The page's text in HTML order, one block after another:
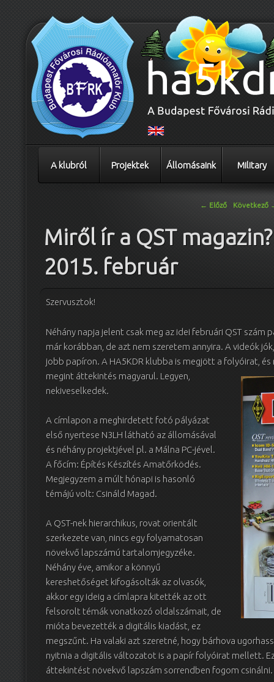
A klubról Projektek Állomásaink Military
← Előző Következő
Miről ír a QST magazin?
2015. február
Szervusztok!
Néhány napja jelent csak meg az idei februári QST
már korábban, de azt nem szeretem annyira. A videók
jobb papíron. A HA5KDR klubba is megjött a folyóirat,
megint áttekintés magyarul. Legyen,
nekiveselkedek.
A címlapon a meghirdetett fotó pályázat
első nyertese N3LH látható az állomásával
és néhány projektjével pl. a Málna PC-jével.
A főcím: Építés Készítés Amatőrködés.
Megjegyzem a múlt hónapi is hasonló
témájú volt: Csináld Magad.
A QST-nek hierarchikus, rovat orientált
szerkezete van, nincs egy folyamatosan
növekvő lapszámú tartalomjegyzéke.
Néhány éve, amikor a könnyű
kereshetőséget kifogásolták az olvasók,
akkor egy ideig a címlapra kitették az ott
felsorolt témák vonatkozó oldalszámait, de
mióta bevezették a digitális kiadást, ez
megszűnt. Ha valaki azt szeretné, hogy bárhova
nyitnia a digitális változatot is a papír folyóirat mellett.
áttekintést növekvő lapszám sorrendben fogom csinálni.